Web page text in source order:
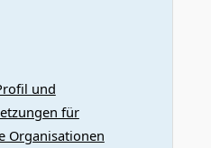
und
für
Organisationen